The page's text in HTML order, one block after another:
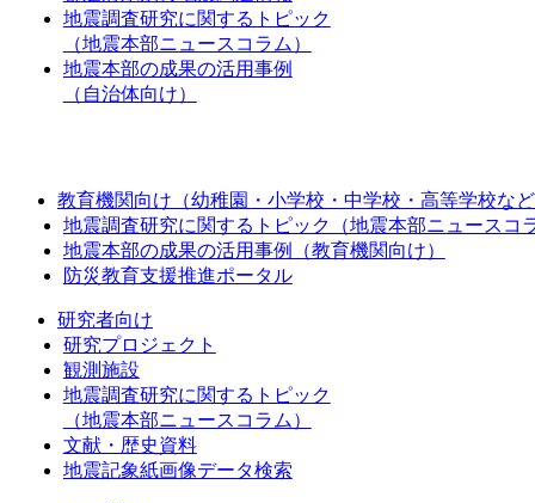
地震調査研究に関するトピック
（地震本部ニュースコラム）
地震本部の成果の活用事例
（自治体向け）
教育機関向け（幼稚園・小学校・中学校・高等学校な
地震調査研究に関するトピック（地震本部ニュースコ
地震本部の成果の活用事例（教育機関向け）
防災教育支援推進ポータル
研究者向け
研究プロジェクト
観測施設
地震調査研究に関するトピック
（地震本部ニュースコラム）
文献・歴史資料
地震記象紙画像データ検索